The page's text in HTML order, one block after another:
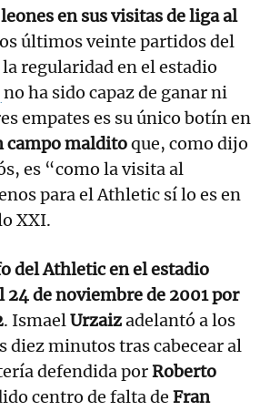
en sus visitas de liga al
últimos veinte partidos del
regularidad en el estadio
no ha sido capaz de ganar ni
empates es su único botín en
campo malditoque, como dijo
es “como la visita al
para el Athletic sí lo es en
XXI.
del Athletic en el estadio
24 de noviembre de 2001 por
. IsmaelUrzaizadelantó a los
diez minutos tras cabecear al
defendida porRoberto
centro de falta de Fran